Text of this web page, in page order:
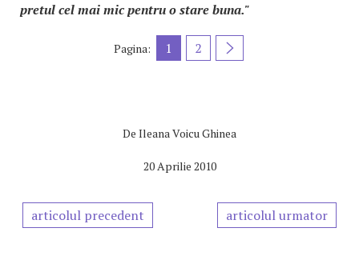
pretul cel mai mic pentru o stare buna."
Pagina: 1 2
De Ileana Voicu Ghinea
20 Aprilie 2010
articolul precedent articolul urmator